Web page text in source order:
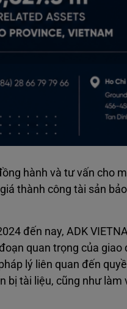
hành và tư vấn
thành công tài sản
đến nay, ADK
quan trọng của
lý liên quan đến
bị tài liệu, cũng như